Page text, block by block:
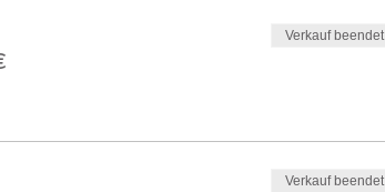
Verkauf beendet
Verkauf beendet